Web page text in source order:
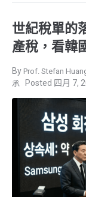
世紀稅單的
產稅，看韓
Prof. Stefan
承
四月 7,